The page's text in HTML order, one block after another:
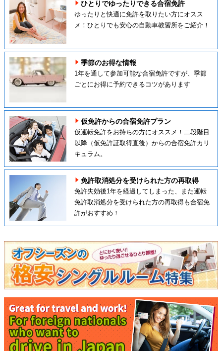
ひとりでゆったりできる合宿免許
ゆったりと快適に免許を取りたい方にオスス
メ！ひとりでも安心の自動車教習所をご紹介！
季節のお得な情報
1年を通して参加可能な合宿免許ですが、季節
ごとにお得に予約できるコツがあります
仮免許からの合宿免許プラン
仮運転免許をお持ちの方にオススメ！二段階目
以降（仮免許証取得直後）からの合宿免許カリ
キュラム。
免許取消処分を受けられた方の再取得
免許失効後1年を経過してしまった、また運転
免許取消処分を受けられた方の再取得も合宿免
許がおすすめ！